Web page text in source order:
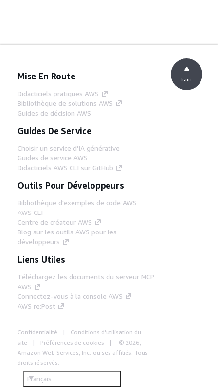
Mise En Route
Didacticiels pratiques AWS
Bibliothèque de solutions AWS
Guides de décision AWS
Guides De Service
Choisir un service d'IA générative
Guides de service AWS
Didacticiels AWS CLI sur GitHub
Outils Pour Développeurs
Bibliothèque d'exemples de code AWS
AWS CLI
Centre de créateur AWS
Blog sur les outils AWS pour les
développeurs
Liens Utiles
Téléchargez les documents du serveur MCP
AWS
Connectez-vous à la console AWS
AWS re:Post
Confidentialité
Conditions d'utilisation du
site
Préférences de cookies
© 2026,
Amazon Web Services, Inc. ou ses affiliés. Tous
droits réservés.
Français
haut